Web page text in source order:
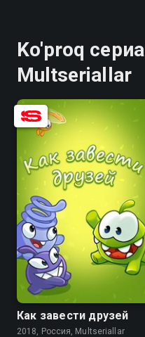
Ko'proq
Multseriallar
8.3
Как завести друзей
2018, Россия, Multseriallar